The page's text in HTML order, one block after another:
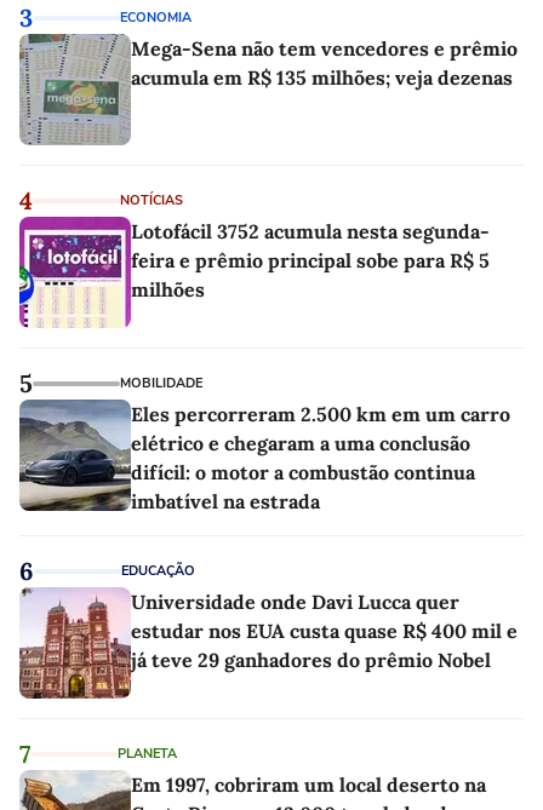
3 ECONOMIA
Mega-Sena não tem vencedores e prêmio
acumula em R$ 135 milhões; veja dezenas
4 NOTÍCIAS
Lotofácil 3752 acumula nesta segunda-
feira e prêmio principal sobe para R$ 5
milhões
5 MOBILIDADE
Eles percorreram 2.500 km em um carro
elétrico e chegaram a uma conclusão
difícil: o motor a combustão continua
imbatível na estrada
6 EDUCAÇÃO
Universidade onde Davi Lucca quer
estudar nos EUA custa quase R$ 400 mil e
já teve 29 ganhadores do prêmio Nobel
7 PLANETA
Em 1997, cobriram um local deserto na